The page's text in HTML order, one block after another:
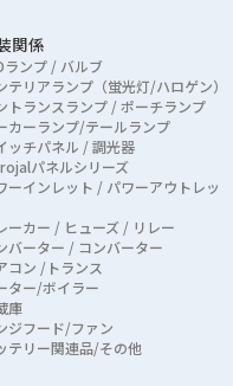
関係
ランプ / バルブ
テリアランプ（蛍光灯/ハロゲン）
トランスランプ / ポーチランプ
カーランプ/テールランプ
ッチパネル / 調光器
パネルシリーズ
ーインレット / パワーアウトレッ
ーカー / ヒューズ / リレー
バーター / コンバーター
コン /トランス
ター/ボイラー
庫
ジフード/ファン
テリー関連品/その他